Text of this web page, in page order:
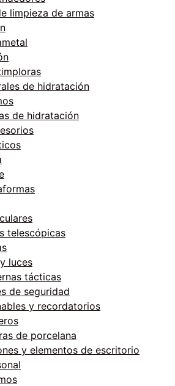
limpieza de armas
de hidratación
de hidratación
telescópicas
luces
tácticas
de seguridad
y recordatorios
de porcelana
y elementos de escritorio